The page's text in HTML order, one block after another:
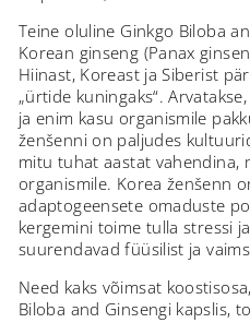
Teine oluline Ginkgo Biloba
Korean ginseng (Panax
Hiinast, Koreast ja Siberist
„ürtide kuningaks“.
ja enim kasu organismile
ženšenni on paljudes
mitu tuhat aastat vahendina,
organismile. Korea ženšenn
adaptogeensete omaduste
kergemini toime tulla stressi
suurendavad füüsilist ja
Need kaks võimsat
Biloba and Ginsengi kapslis,